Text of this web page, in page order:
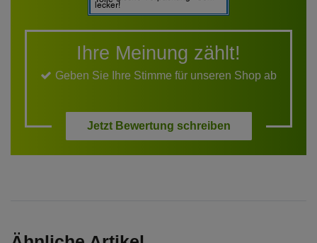
Ihre Meinung zählt!
Geben Sie Ihre Stimme für unseren Shop ab
Jetzt Bewertung schreiben